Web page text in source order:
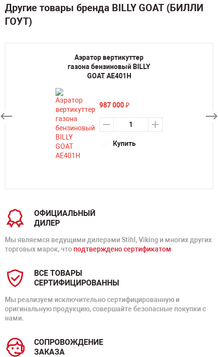
Другие товары бренда BILLY GOAT (БИЛЛИ
ГОУТ)
Аэратор вертикуттер
газона бензиновый BILLY
GOAT AE401H
987 000₽
Купить
ОФИЦИАЛЬНЫЙ
ДИЛЕР
Мы являемся ведущими дилерами Stihl, Viking и многих других
торговых марок, что подтверждено сертификатом
ВСЕ ТОВАРЫ
СЕРТИФИЦИРОВАННЫ
Мы реализуем исключительно сертифицированную и
оригинальную продукцию, совершайте безопасные покупки с
нами.
СОПРОВОЖДЕНИЕ
ЗАКАЗА